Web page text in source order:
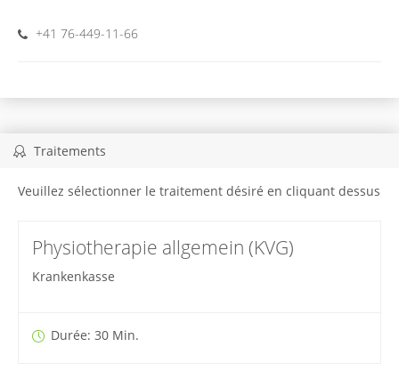
+41 76-449-11-66
Traitements
Veuillez sélectionner le traitement désiré en cliquant dessus
Physiotherapie allgemein (KVG)
Krankenkasse
Durée: 30 Min.